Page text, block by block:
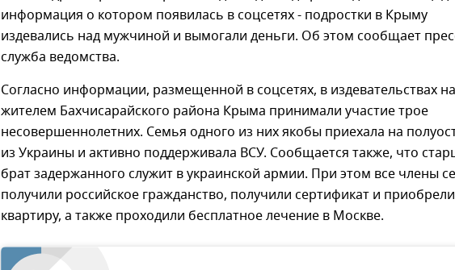
информация о котором появилась в соцсетях - подростки в Крыму
издевались над мужчиной и вымогали деньги. Об этом сообщает
служба ведомства.
Согласно информации, размещенной в соцсетях, в издевательствах
жителем Бахчисарайского района Крыма принимали участие трое
несовершеннолетних. Семья одного из них якобы приехала на
из Украины и активно поддерживала ВСУ. Сообщается также, что
брат задержанного служит в украинской армии. При этом все члены
получили российское гражданство, получили сертификат и приобрели
квартиру, а также проходили бесплатное лечение в Москве.